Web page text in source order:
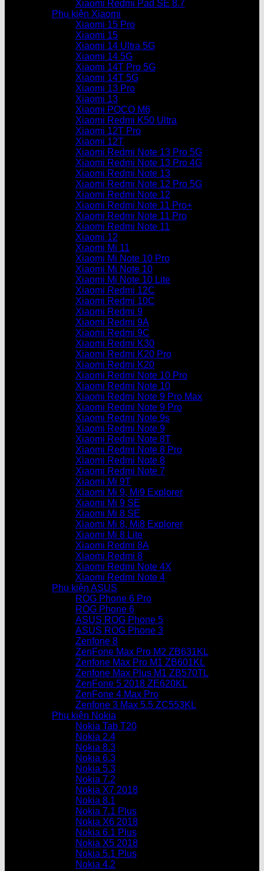
Xiaomi Redmi Pad SE 8.7
Phụ kiện Xiaomi
Xiaomi 15 Pro
Xiaomi 15
Xiaomi 14 Ultra 5G
Xiaomi 14 5G
Xiaomi 14T Pro 5G
Xiaomi 14T 5G
Xiaomi 13 Pro
Xiaomi 13
Xiaomi POCO M6
Xiaomi Redmi K50 Ultra
Xiaomi 12T Pro
Xiaomi 12T
Xiaomi Redmi Note 13 Pro 5G
Xiaomi Redmi Note 13 Pro 4G
Xiaomi Redmi Note 13
Xiaomi Redmi Note 12 Pro 5G
Xiaomi Redmi Note 12
Xiaomi Redmi Note 11 Pro+
Xiaomi Redmi Note 11 Pro
Xiaomi Redmi Note 11
Xiaomi 12
Xiaomi Mi 11
Xiaomi Mi Note 10 Pro
Xiaomi Mi Note 10
Xiaomi Mi Note 10 Lite
Xiaomi Redmi 12C
Xiaomi Redmi 10C
Xiaomi Redmi 9
Xiaomi Redmi 9A
Xiaomi Redmi 9C
Xiaomi Redmi K30
Xiaomi Redmi K20 Pro
Xiaomi Redmi K20
Xiaomi Redmi Note 10 Pro
Xiaomi Redmi Note 10
Xiaomi Redmi Note 9 Pro Max
Xiaomi Redmi Note 9 Pro
Xiaomi Redmi Note 9s
Xiaomi Redmi Note 9
Xiaomi Redmi Note 8T
Xiaomi Redmi Note 8 Pro
Xiaomi Redmi Note 8
Xiaomi Redmi Note 7
Xiaomi Mi 9T
Xiaomi Mi 9, Mi9 Explorer
Xiaomi Mi 9 SE
Xiaomi Mi 8 SE
Xiaomi Mi 8, Mi8 Explorer
Xiaomi Mi 8 Lite
Xiaomi Redmi 8A
Xiaomi Redmi 8
Xiaomi Redmi Note 4X
Xiaomi Redmi Note 4
Phụ kiện ASUS
ROG Phone 6 Pro
ROG Phone 6
ASUS ROG Phone 5
ASUS ROG Phone 3
Zenfone 8
ZenFone Max Pro M2 ZB631KL
Zenfone Max Pro M1 ZB601KL
Zenfone Max Plus M1 ZB570TL
ZenFone 5 2018 ZE620KL
ZenFone 4 Max Pro
Zenfone 3 Max 5.5 ZC553KL
Phụ kiện Nokia
Nokia Tab T20
Nokia 2.4
Nokia 8.3
Nokia 6.3
Nokia 5.3
Nokia 7.2
Nokia X7 2018
Nokia 8.1
Nokia 7.1 Plus
Nokia X6 2018
Nokia 6.1 Plus
Nokia X5 2018
Nokia 5.1 Plus
Nokia 4.2